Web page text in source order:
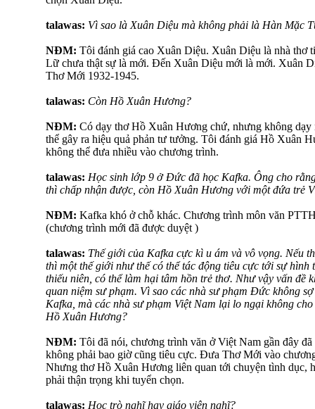
talawas: Vì sao là Xuân Diệu mà không phải là Hàn Mặc
NĐM: Tôi đánh giá cao Xuân Diệu. Xuân Diệu là nhà thơ
Lữ chưa thật sự là mới. Đến Xuân Diệu mới là mới. Xuân
Thơ Mới 1932-1945.
talawas: Còn Hồ Xuân Hương?
NĐM: Có dạy thơ Hồ Xuân Hương chứ, nhưng không
thể gây ra hiệu quả phản tư tưởng. Tôi đánh giá Hồ Xuân
không thể đưa nhiều vào chương trình.
talawas: Học sinh lớp 9 ở Đức đã học Kafka. Ông cho
thì chấp nhận được, còn Hồ Xuân Hương với một đứa trẻ
NĐM: Kafka khó ở chỗ khác. Chương trình môn văn
(chương trình mới đã được duyệt )
talawas: Thế giới của Kafka cực kì u ám và vô vọng. Nếu
thì một thế giới như thế có thể tác động tiêu cực tới sự
thiếu niên, có thể làm hại tâm hồn trẻ thơ. Như vậy vấn đề
quan niệm sư phạm. Vì sao các nhà sư phạm Đức không
Kafka, mà các nhà sư phạm Việt Nam lại lo ngại không
Hồ Xuân Hương?
NĐM: Tôi đã nói, chương trình văn ở Việt Nam gần đây
không phải bao giờ cũng tiêu cực. Đưa Thơ Mới vào
Nhưng thơ Hồ Xuân Hương liên quan tới chuyện tình dục,
phải thận trọng khi tuyển chọn.
talawas: Học trò nghĩ hay giáo viên nghĩ?